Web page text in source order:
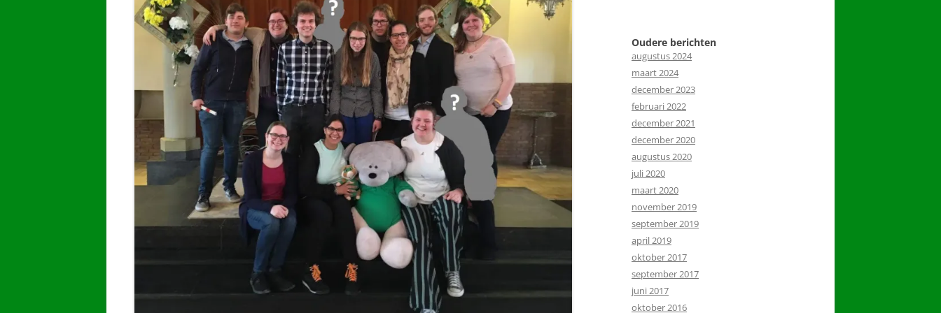
Oudere berichten
augustus 2024
maart 2024
december 2023
februari 2022
december 2021
december 2020
augustus 2020
juli 2020
maart 2020
november 2019
september 2019
april 2019
oktober 2017
september 2017
juni 2017
oktober 2016